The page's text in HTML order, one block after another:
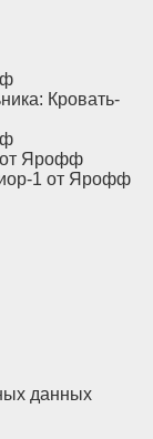
Кровать-
от Ярофф
1 от Ярофф
данных